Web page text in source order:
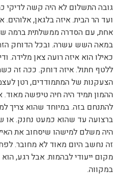
גובה התשלום לא היה קשה לדיקי
ועד הר הבית. איזה בלגאן, אלוהים.
אחת, עם הסדרה ממשלתית ברמה
במאה השש עשרה. ובכל הדוחק
כאילו הוא איזה רועה צאן מלידה.
ללטף חתול. איזה דוחק. ככה זה
הצעקנות של המתמודדים, רטן
ההמון תמיד היה חיה טיפשה מאוד.
להתנחם בזה. במיוחד שהוא צריך
ברצועה עד שהוא כמעט נחנק. או
היה משלם למישהו שיסחוב את
זה נחשב היום מאוד לא מחובר.
מקום ייעודי לבהמות. אבל רגע,
במקווה.